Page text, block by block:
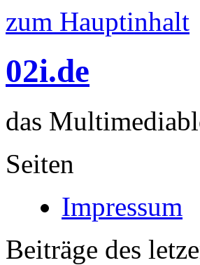
zum Hauptinhalt
02i.de
das
Seiten
Impressum
Beiträge des